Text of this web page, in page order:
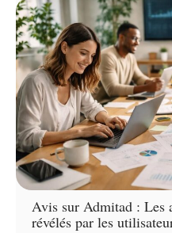
Avis sur Admitad : Les
révélés par les